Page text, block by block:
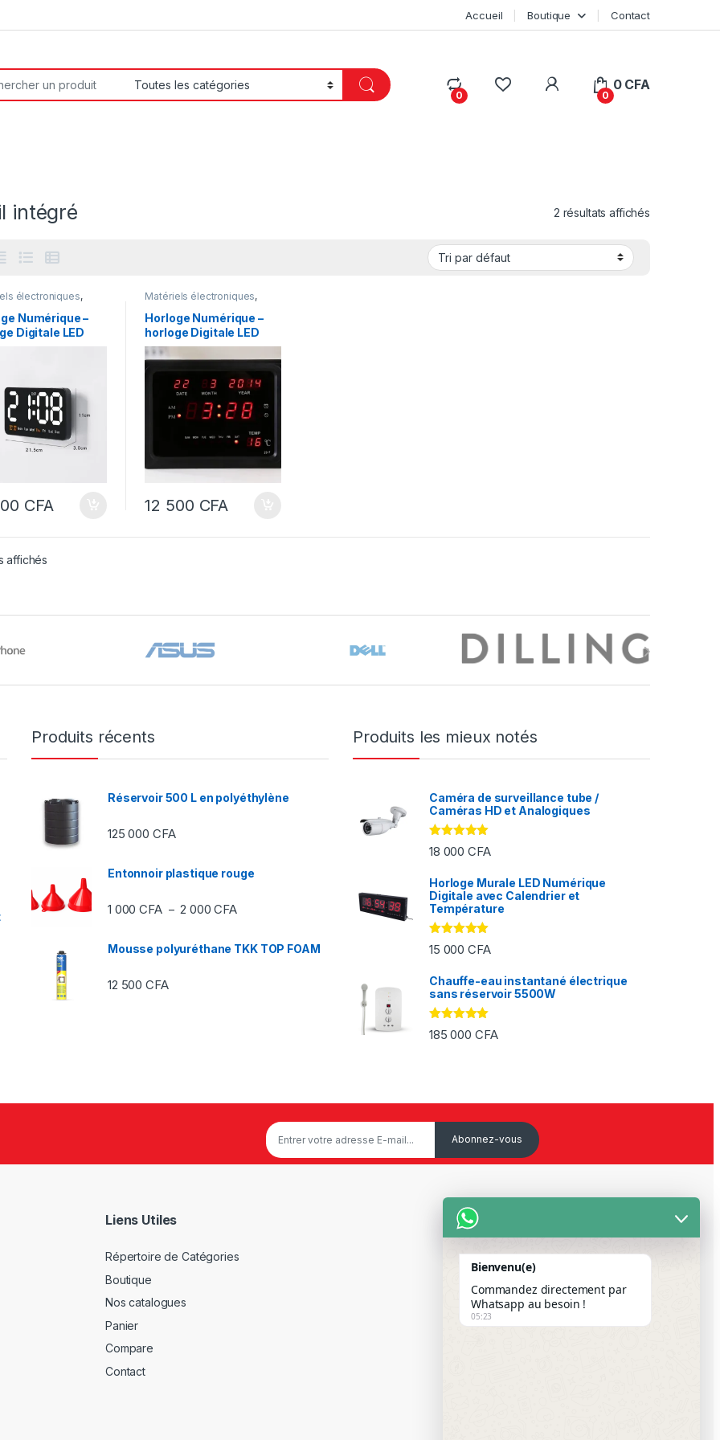
Accueil Boutique Contact
0
My Account
0
0 CFA
intégré 2 résultats affichés
électroniques,
Numérique –
Digitale LED
CLOCK LED
CFA
Matériels électroniques,
Horloge Numérique –
horloge Digitale LED
Murale JH2315 avec
Calendrier et
Température – (JH2315)
DIGITAL CLOCK LED
MULTIFUNCTIONAL
WALL
12 500 CFA
affichés
Produits récents
Réservoir 500 L en polyéthylène
125 000 CFA
Entonnoir plastique rouge
1 000CFA – 2 000CFAPlage de prix : 1 000 CFA à 2 000 CFA
Mousse polyuréthane TKK TOP FOAM
12 500CFA
Produits les mieux notés
Caméra de surveillance tube /
Caméras HD et Analogiques
Note5.00
sur 5
18 000CFA
Horloge Murale LED Numérique
Digitale avec Calendrier et
Température
Note5.00
sur 5
15 000CFA
Chauffe-eau instantané électrique
sans réservoir 5500W
Note5.00
sur 5
185 000 CFA
Liens Utiles
Répertoire de Catégories
Boutique
Nos catalogues
Panier
Compare
Contact
Service Client
Mon Compte
Paiement Par Wave & Orange
Money
Bienvenu(e)
Commandez directement par
Whatsapp au besoin !
05:23